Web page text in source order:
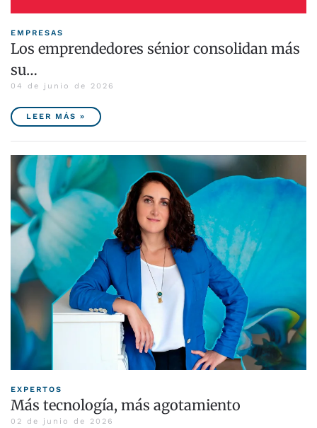
EMPRESAS
Los emprendedores sénior consolidan más
su…
04 de junio de 2026
LEER MÁS »
EXPERTOS
Más tecnología, más agotamiento
02 de junio de 2026